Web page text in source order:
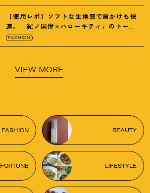
【使用レポ】ソフトな生地感で肩かけも快
適。「紀ノ国屋×ハローキティ」のトート
がガシガシ使えて最高です
FASHION
VIEW MORE
FASHION BEAUTY
FORTUNE LIFESTYLE